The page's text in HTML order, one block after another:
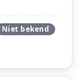
Niet bekend